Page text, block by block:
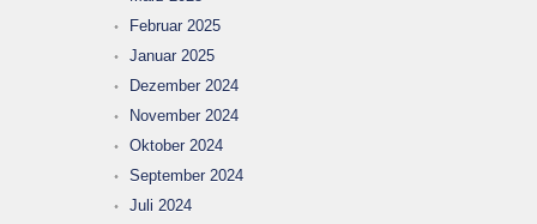
Februar 2025
Januar 2025
Dezember 2024
November 2024
Oktober 2024
September 2024
Juli 2024